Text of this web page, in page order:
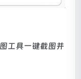
工具一键截图并